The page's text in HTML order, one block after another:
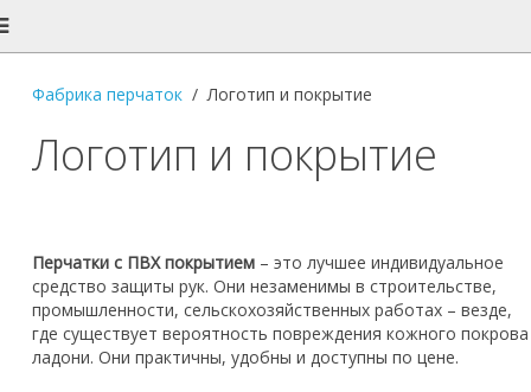
Фабрика перчаток Логотип и покрытие
Логотип и покрытие
Перчатки с ПВХ покрытием – это лучшее индивидуальное
средство защиты рук. Они незаменимы в строительстве,
промышленности, сельскохозяйственных работах – везде,
где существует вероятность повреждения кожного покрова
ладони. Они практичны, удобны и доступны по цене.